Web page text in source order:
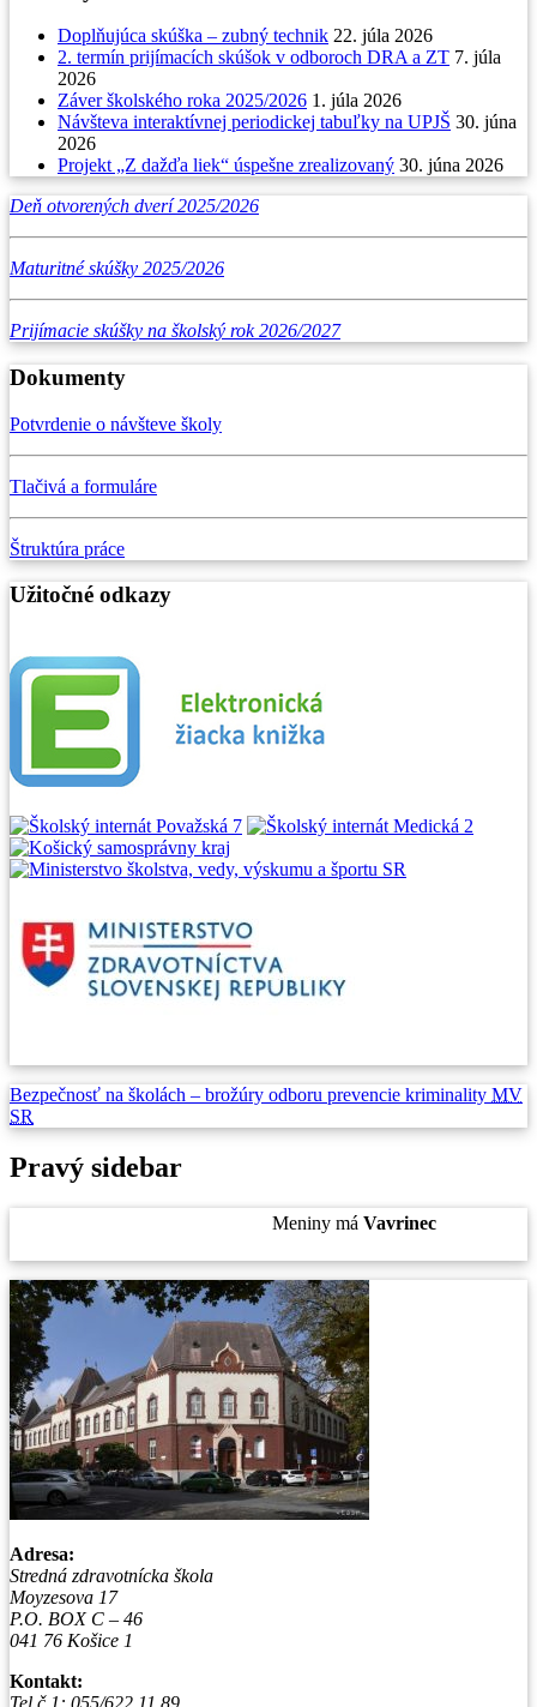
Doplňujúca skúška – zubný technik 22. júla 2026
2. termín prijímacích skúšok v odboroch DRA a ZT 7. júla
2026
Záver školského roka 2025/2026 1. júla 2026
Návšteva interaktívnej periodickej tabuľky na UPJŠ 30. júna
2026
Projekt „Z dažďa liek“ úspešne zrealizovaný 30. júna 2026
Deň otvorených dverí 2025/2026
Maturitné skúšky 2025/2026
Prijímacie skúšky na školský rok 2026/2027
Dokumenty
Potvrdenie o návšteve školy
Tlačivá a formuláre
Štruktúra práce
Užitočné odkazy
Bezpečnosť na školách – brožúry odboru prevencie kriminality MV
SR
Pravý sidebar
Meniny má Vavrinec
Adresa:
Stredná zdravotnícka škola
Moyzesova 17
P.O. BOX C – 46
041 76 Košice 1
Kontakt:
Tel.č.1: 055/622 11 89